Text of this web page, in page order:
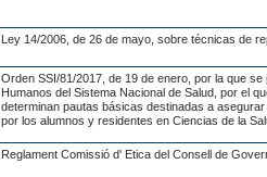
Ley 14/2006, de 26 de mayo, sobre técnicas de
Orden SSI/81/2017, de 19 de enero, por la que
Humanos del Sistema Nacional de Salud, por el
determinan pautas básicas destinadas a
por los alumnos y residentes en Ciencias de la
Reglament Comissió d' Etica del Consell de